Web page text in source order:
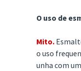
O uso de
Mito.
o uso
unha com